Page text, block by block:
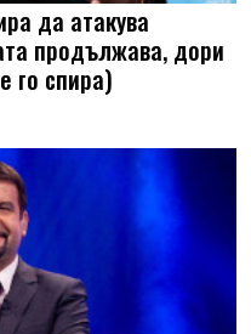
да атакува
продължава, дори
го спира)